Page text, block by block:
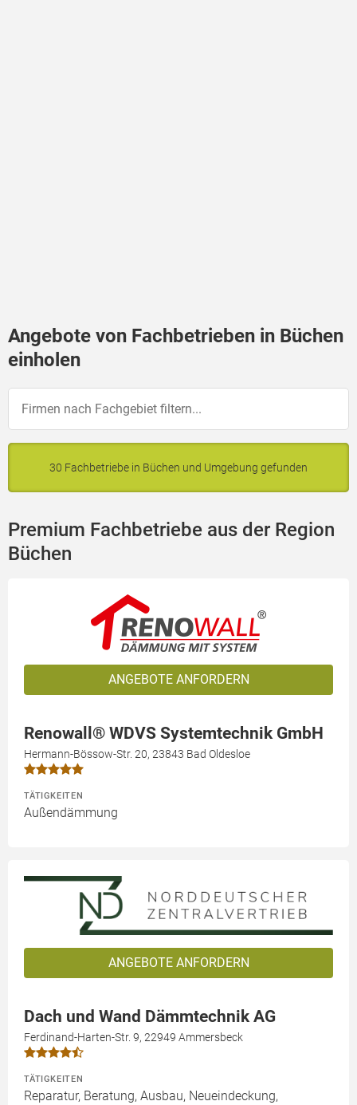
Angebote von Fachbetrieben in Büchen
einholen
30 Fachbetriebe in Büchen und Umgebung gefunden
Premium Fachbetriebe aus der Region
Büchen
ANGEBOTE ANFORDERN
Renowall® WDVS Systemtechnik GmbH
Hermann-Bössow-Str. 20, 23843 Bad Oldesloe
TÄTIGKEITEN
Außendämmung
ANGEBOTE ANFORDERN
Dach und Wand Dämmtechnik AG
Ferdinand-Harten-Str. 9, 22949 Ammersbeck
TÄTIGKEITEN
Reparatur, Beratung, Ausbau, Neueindeckung,